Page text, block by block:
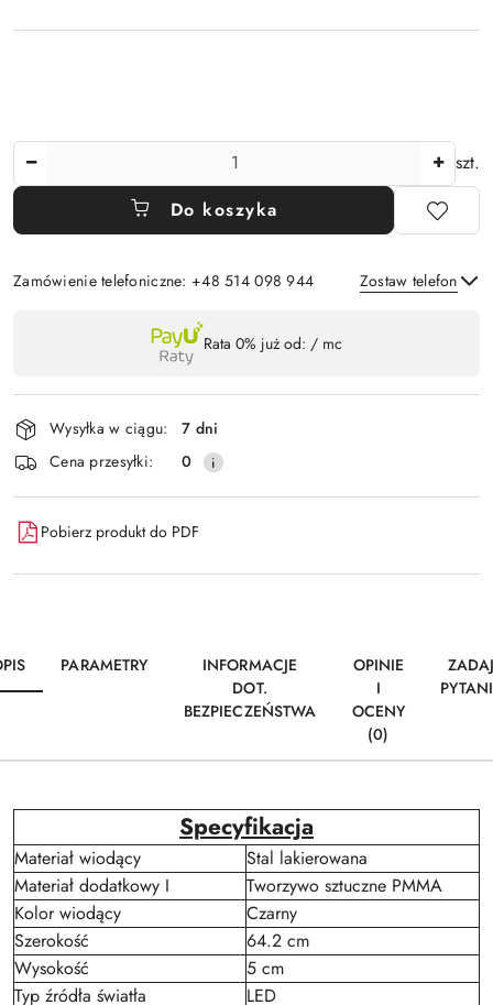
szt.
Do koszyka
Zamówienie telefoniczne: +48 514 098 944 Zostaw telefon
płatność
i
dostawa
Rata 0% już od: / mc
Wysyłka w ciągu:
7 dni
Cena przesyłki:
0
Pobierz produkt do PDF
PARAMETRY
INFORMACJE
DOT.
BEZPIECZEŃSTWA
OPINIE
I
OCENY
(0)
Specyfikacja
Materiał wiodący
Stal lakierowana
Materiał dodatkowy I
Tworzywo sztuczne PMMA
Kolor wiodący
Czarny
Szerokość
64.2 cm
Wysokość
5 cm
Typ źródła światła
LED